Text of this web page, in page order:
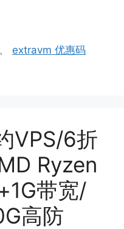
、 extravm 优惠码
VPS/6折
Ryzen
带宽/
高防